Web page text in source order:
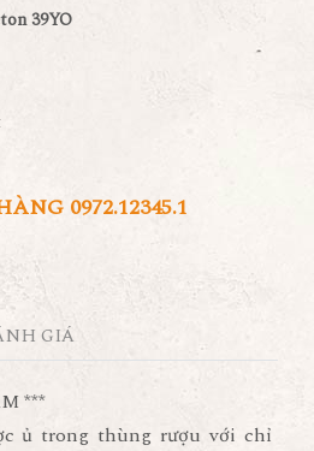
39YO
0972.12345.1
GIÁ
***
ủ trong thùng rượu với chỉ